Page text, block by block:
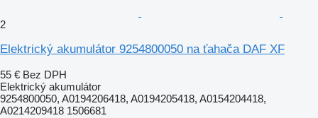
2
Elektrický akumulátor 9254800050 na ťahača DAF XF
55 € Bez DPH
Elektrický akumulátor
9254800050, A0194206418, A0194205418, A0154204418,
A0214209418 1506681